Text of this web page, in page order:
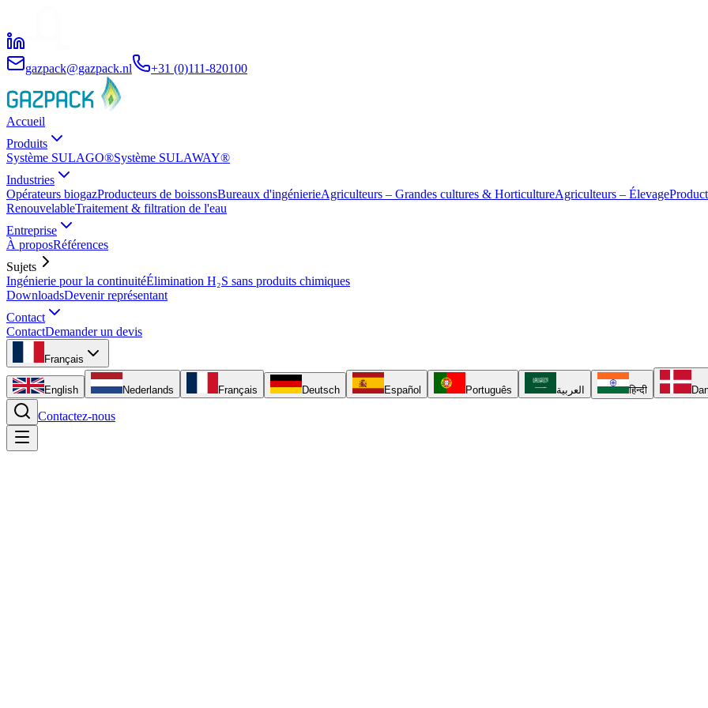
gazpack@gazpack.nl +31 (0)111-820100
Accueil
Produits
Système SULAGO®Système SULAWAY®
Industries
Opérateurs biogazProducteurs de boissonsBureaux d'ingénierieAgriculteurs – Grandes cultures & HorticultureAgriculteurs – Élevage
RenouvelableTraitement & filtration de l'eau
Entreprise
À proposRéférences
Sujets
Ingénierie pour la continuitéÉlimination H₂S sans produits chimiques
DownloadsDevenir représentant
Contact
ContactDemander un devis
Français
English Nederlands Français Deutsch Español Português العربية हिन्दी
Contactez-nous